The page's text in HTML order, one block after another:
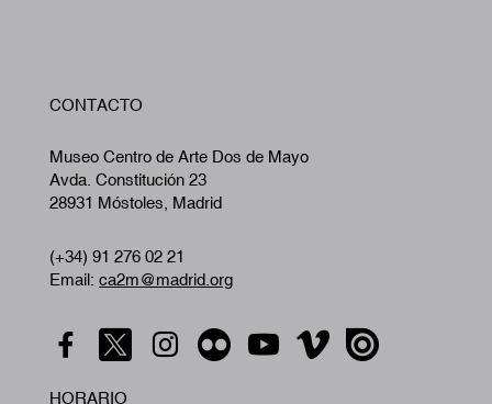
CONTACTO
Museo Centro de Arte Dos de Mayo
Avda. Constitución 23
28931 Móstoles, Madrid
(+34) 91 276 02 21
Email: ca2m@madrid.org
HORARIO